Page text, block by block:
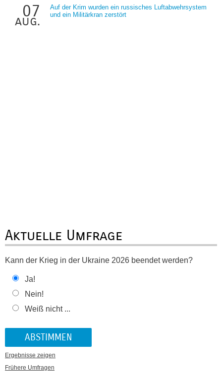
07
aug.
Auf der Krim wurden ein russisches Luftabwehrsystem
und ein Militärkran zerstört
Aktuelle Umfrage
Kann der Krieg in der Ukraine 2026 beendet werden?
Ja!
Nein!
Weiß nicht ...
Ergebnisse zeigen
Frühere Umfragen